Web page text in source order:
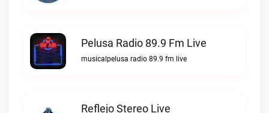
Pelusa Radio 89.9 Fm Live
musicalpelusa radio 89.9 fm live
Reflejo Stereo Live